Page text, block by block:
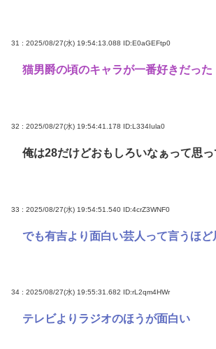
31 : 2025/08/27(水) 19:54:13.088 ID:E0aGEFtp0
猫男爵の頃のキャラが一番好きだった
32 : 2025/08/27(水) 19:54:41.178 ID:L334Iula0
俺は28だけどおもしろいなぁって思っ
33 : 2025/08/27(水) 19:54:51.540 ID:4crZ3WNF0
でも有吉より面白い芸人って言うほど
34 : 2025/08/27(水) 19:55:31.682 ID:rL2qm4HWr
テレビよりラジオのほうが面白い